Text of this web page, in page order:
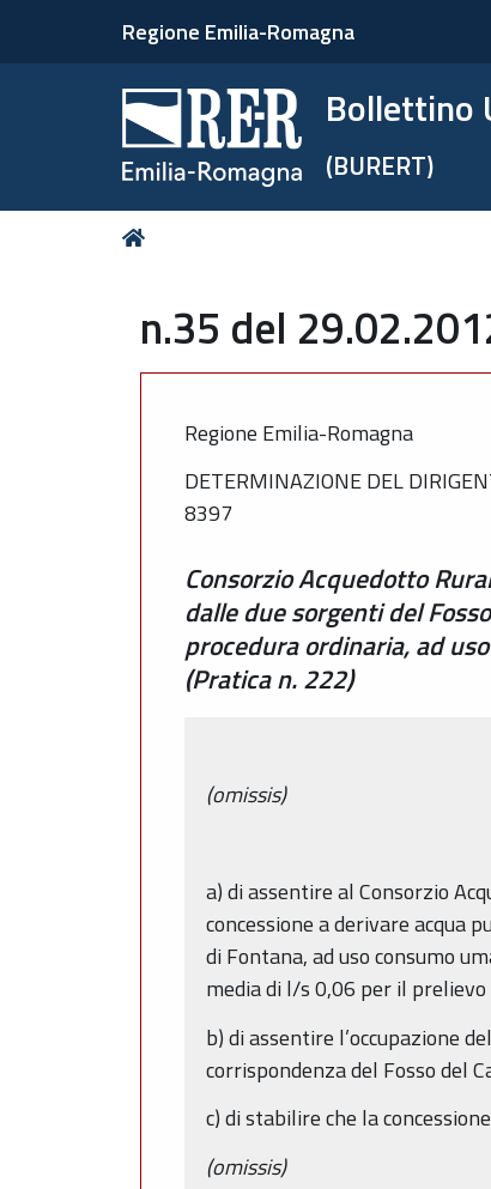
Regione Emilia-Romagna
Bollettino
(BURERT)
Tu
n.35 del
Regione Emilia-Romagna
DETERMINAZIONE DEL
8397
Consorzio Acquedotto
dalle due sorgenti del
procedura ordinaria, ad
(Pratica n. 222)
(omissis)
a) di assentire al Consorzio
concessione a derivare acqua
di Fontana, ad uso consumo
media di l/s 0,06 per il prelievo
b) di assentire l’occupazione
corrispondenza del Fosso del
c) di stabilire che la
(omissis)